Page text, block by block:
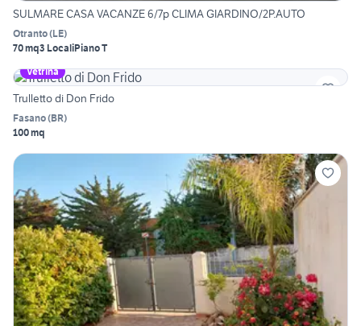
SULMARE CASA VACANZE 6/7p CLIMA GIARDINO/2P.AUTO
Otranto(LE)
70 mq3 LocaliPiano T
Vetrina
Trulletto di Don Frido
Fasano(BR)
100 mq